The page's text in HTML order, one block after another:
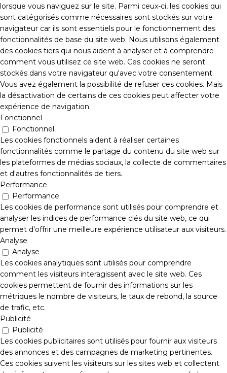
lorsque vous naviguez sur le site. Parmi ceux-ci, les cookies qui
sont catégorisés comme nécessaires sont stockés sur votre
navigateur car ils sont essentiels pour le fonctionnement des
fonctionnalités de base du site web. Nous utilisons également
des cookies tiers qui nous aident à analyser et à comprendre
comment vous utilisez ce site web. Ces cookies ne seront
stockés dans votre navigateur qu'avec votre consentement.
Vous avez également la possibilité de refuser ces cookies. Mais
la désactivation de certains de ces cookies peut affecter votre
expérience de navigation.
Fonctionnel
Fonctionnel
Les cookies fonctionnels aident à réaliser certaines
fonctionnalités comme le partage du contenu du site web sur
les plateformes de médias sociaux, la collecte de commentaires
et d'autres fonctionnalités de tiers.
Performance
Performance
Les cookies de performance sont utilisés pour comprendre et
analyser les indices de performance clés du site web, ce qui
permet d’offrir une meilleure expérience utilisateur aux visiteurs.
Analyse
Analyse
Les cookies analytiques sont utilisés pour comprendre
comment les visiteurs interagissent avec le site web. Ces
cookies permettent de fournir des informations sur les
métriques le nombre de visiteurs, le taux de rebond, la source
de trafic, etc.
Publicité
Publicité
Les cookies publicitaires sont utilisés pour fournir aux visiteurs
des annonces et des campagnes de marketing pertinentes.
Ces cookies suivent les visiteurs sur les sites web et collectent